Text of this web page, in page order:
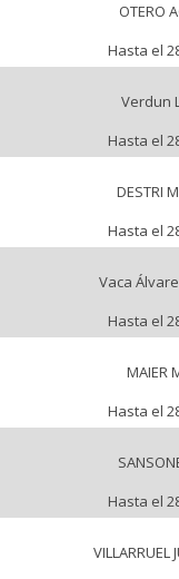
OTERO
Hasta el
Verdun
Hasta el
DESTRI
Hasta el
Vaca
Hasta el
MAIER
Hasta el
Hasta el
VILLARRUEL